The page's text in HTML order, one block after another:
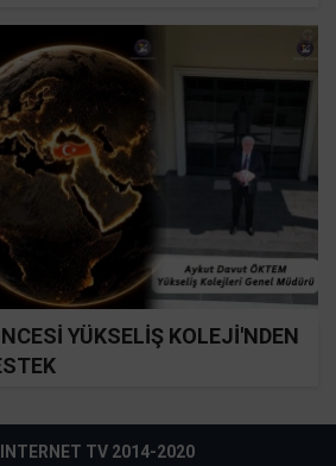
YÜKSELİŞ KOLEJİ'NDEN
INTERNET TV 2014-2020